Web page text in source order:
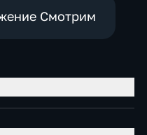
Смотрим